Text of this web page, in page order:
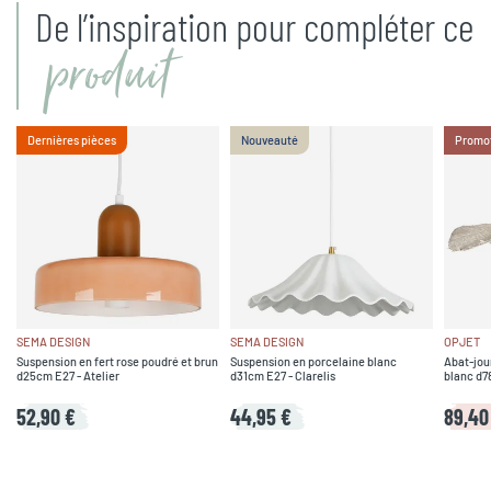
De l’inspiration pour compléter ce
produit
Dernières pièces
SEMA DESIGN
Suspension en fert rose poudré et brun
d25cm E27 - Atelier
52,90 €
Nouveauté
SEMA DESIGN
Suspension en porcelaine blanc
d31cm E27 - Clarelis
44,95 €
OPJET
Abat-
blanc